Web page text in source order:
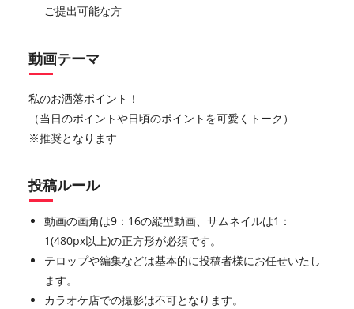
ご提出可能な方
動画テーマ
私のお洒落ポイント！
（当日のポイントや日頃のポイントを可愛くトーク）
※推奨となります
投稿ルール
動画の画角は9：16の縦型動画、サムネイルは1：
1(480px以上)の正方形が必須です。
テロップや編集などは基本的に投稿者様にお任せいたし
ます。
カラオケ店での撮影は不可となります。